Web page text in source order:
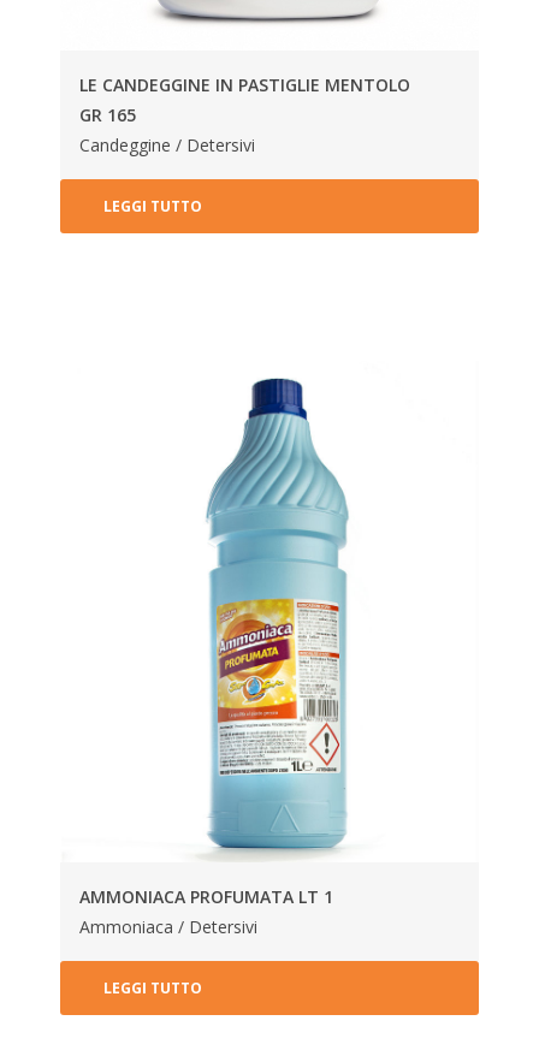
LE CANDEGGINE IN PASTIGLIE MENTOLO
GR 165
Candeggine / Detersivi
LEGGI TUTTO
AMMONIACA PROFUMATA LT 1
Ammoniaca / Detersivi
LEGGI TUTTO